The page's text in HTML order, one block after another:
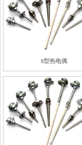
s型热电偶